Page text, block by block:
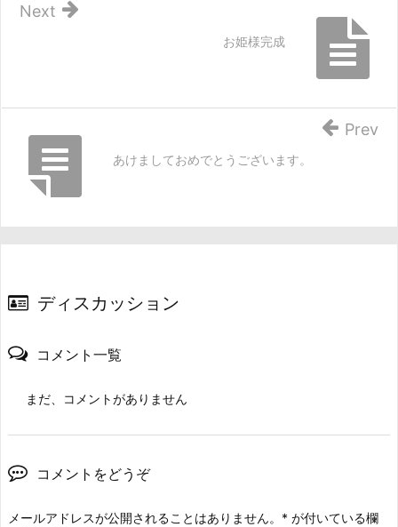
お姫様完成
Next
あけましておめでとうございます。
Prev
ディスカッション
コメント一覧
まだ、コメントがありません
コメントをどうぞ
メールアドレスが公開されることはありません。 * が付いている欄